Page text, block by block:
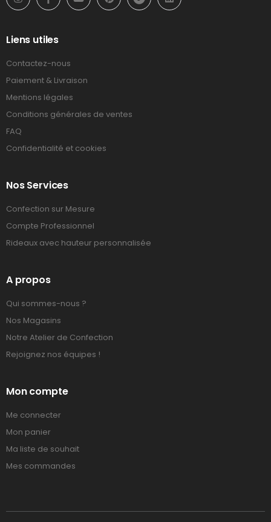
Liens utiles
Contactez-nous
Paiement & Livraison
Mentions légales
Conditions générales de ventes
FAQ
Confidentialité et cookies
Nos Services
Confection sur Mesure
Compte Professionnel
Rideaux avec hauteur personnalisée
A propos
Qui sommes-nous ?
Nos Magasins
Notre Atelier de Confection
Rejoignez nos équipes !
Mon compte
Me connecter
Mon panier
Ma liste de souhait
Mes commandes